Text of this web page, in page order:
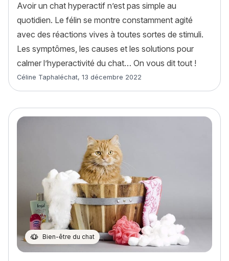
Avoir un chat hyperactif n’est pas simple au
quotidien. Le félin se montre constamment agité
avec des réactions vives à toutes sortes de stimuli.
Les symptômes, les causes et les solutions pour
calmer l’hyperactivité du chat… On vous dit tout !
Article rédigé par
Céline Taphaléchat, 13 décembre 2022
Bien-être du chat